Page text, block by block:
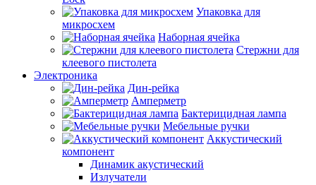
Упаковка для
микросхем
Наборная ячейка
Стержни для
клеевого пистолета
Электроника
Дин-рейка
Амперметр
Бактерицидная лампа
Мебельные ручки
Аккустический
компонент
Динамик акустический
Излучатели